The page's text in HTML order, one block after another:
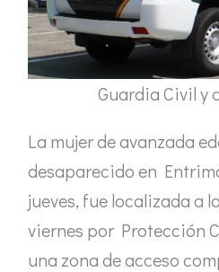
Guardia Civil y
La mujer de avanzada
desaparecido en
jueves, fue localizada a
viernes por Protección
una zona de acceso